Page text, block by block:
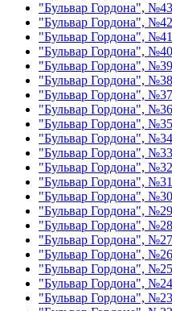
"Бульвар Гордона",
"Бульвар Гордона",
"Бульвар Гордона",
"Бульвар Гордона",
"Бульвар Гордона",
"Бульвар Гордона",
"Бульвар Гордона",
"Бульвар Гордона",
"Бульвар Гордона",
"Бульвар Гордона",
"Бульвар Гордона",
"Бульвар Гордона",
"Бульвар Гордона",
"Бульвар Гордона",
"Бульвар Гордона",
"Бульвар Гордона",
"Бульвар Гордона",
"Бульвар Гордона",
"Бульвар Гордона",
"Бульвар Гордона",
"Бульвар Гордона",